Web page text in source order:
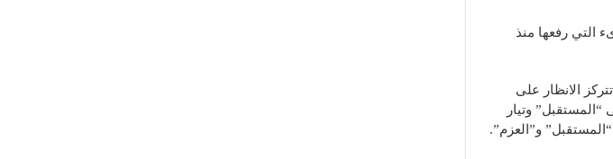
التي رفعها منذ
الانظار على
محسوبين على “المستقبل” وتيار